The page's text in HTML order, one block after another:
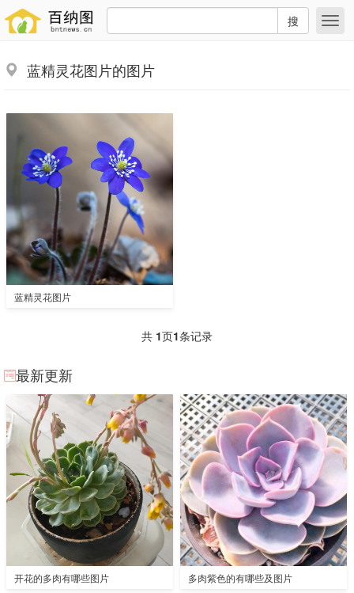
搜
蓝精灵花图片的图片
蓝精灵花图片
共 1页1条记录
最新更新
开花的多肉有哪些图片 多肉紫色的有哪些及图片